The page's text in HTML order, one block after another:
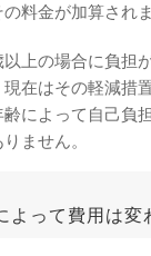
料金が加算されま
上の場合に負担
在はその軽減措
によって自己負
ません。
よって費用は変